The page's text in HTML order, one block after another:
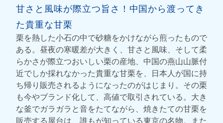
甘さと風味が際立つ旨さ！中国から渡ってき
た貴重な甘栗
栗を熱した小石の中で砂糖をかけながら煎ったもので
ある。昼夜の寒暖差が大きく、甘さと風味、そして柔
らかさが際立つおいしい栗の産地、中国の燕山山脈付
近でしか採れなかった貴重な甘栗を、日本人が国に持
ち帰り販売されるようになったのがはじまり。その栗
も今やブランド化して、高値で取引されている。大き
な釜でガラガラと音をたてながら、焼きたての甘栗を
販売する屋台は、誰もが知っている東京の名物。また